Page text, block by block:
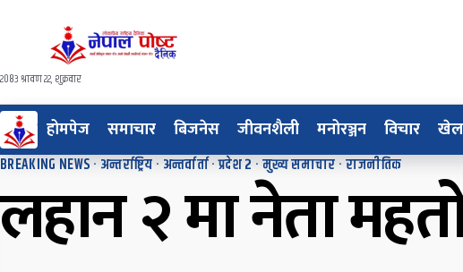
२०८३ श्रावण २२, शुक्रवार
होमपेज समाचार बिजनेस जीवनशैली मनोरञ्जन विचार
BREAKING NEWS·अन्तर्राष्ट्रिय·अन्तर्वार्ता·प्रदेश २·मुख्य समाचार·राजनीतिक
लहान २ मा नेता